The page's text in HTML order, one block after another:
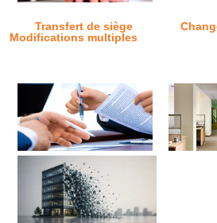
Transfert de siège
Modifications multiples